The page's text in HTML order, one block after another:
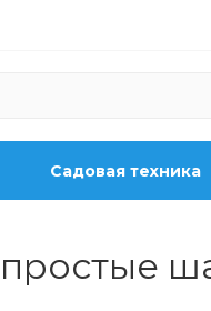
Садовая техника